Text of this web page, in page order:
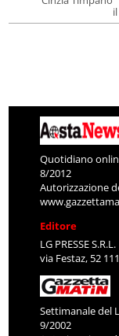
Quotidiano
8/2012
Autorizzazione
Editore
LG PRESSE S.R.L.
via Festaz, 52
Settimanale del
9/2002